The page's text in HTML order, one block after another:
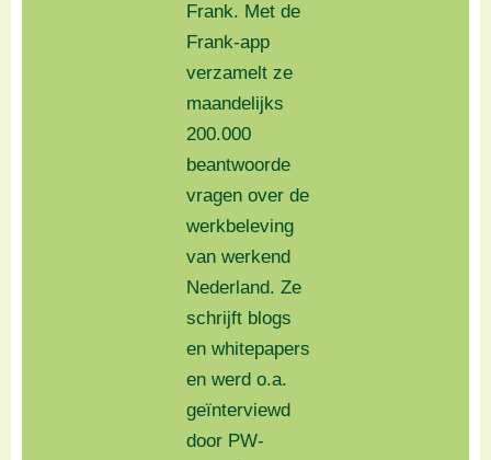
Frank. Met de
Frank-app
verzamelt ze
maandelijks
200.000
beantwoorde
vragen over de
werkbeleving
van werkend
Nederland. Ze
schrijft blogs
en whitepapers
en werd o.a.
geïnterviewd
door PW-